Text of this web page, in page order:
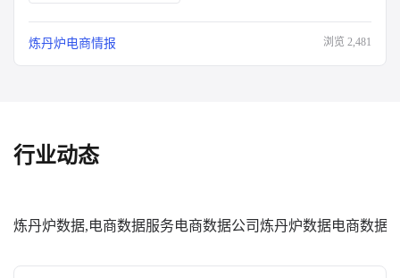
炼丹炉电商情报 浏览 2,481
行业动态
炼丹炉数据,电商数据服务电商数据公司炼丹炉数据电商数据